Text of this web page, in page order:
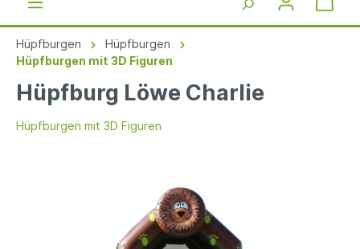
Hüpfburgen
Hüpfburgen
Hüpfburgen mit 3D Figuren
Hüpfburg Löwe Charlie
Hüpfburgen mit 3D Figuren